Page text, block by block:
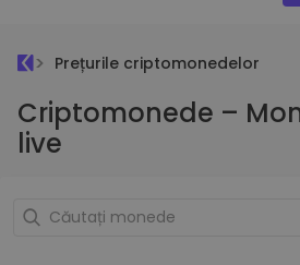
Prețurile criptomonedelor
Criptomonede –
live